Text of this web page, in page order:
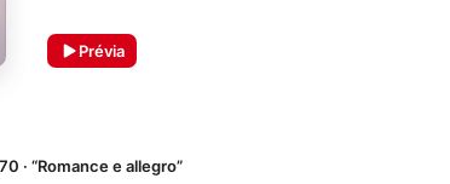
Prévia
· “Romance e allegro”